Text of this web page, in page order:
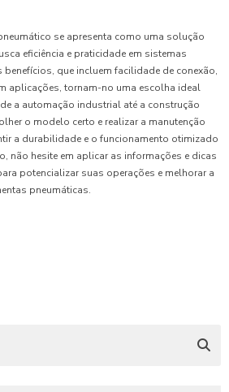
se apresenta como uma solução
eficiência e praticidade em sistemas
que incluem facilidade de conexão,
aplicações, tornam-no uma escolha ideal
a automação industrial até a construção
o modelo certo e realizar a manutenção
a durabilidade e o funcionamento otimizado
não hesite em aplicar as informações e dicas
potencializar suas operações e melhorar a
pneumáticas.